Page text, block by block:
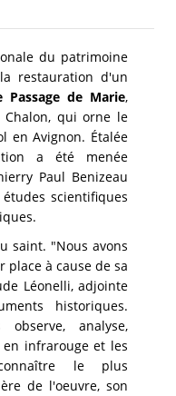
du patrimoine
restauration d'un
Passage de Marie,
qui orne le
en Avignon. Étalée
a été menée
Paul Benizeau
scientifiques
saint. "Nous avons
à cause de sa
Léonelli, adjointe
historiques.
observe, analyse,
infrarouge et les
le plus
de l'oeuvre, son